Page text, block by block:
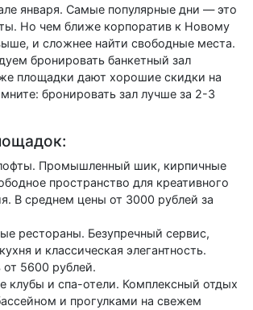
января. Самые популярные дни — это
Но чем ближе корпоратив к Новому
и сложнее найти свободные места.
бронировать банкетный зал
площадки дают хорошие скидки на
бронировать зал лучше за 2-3
Промышленный шик, кирпичные
пространство для креативного
В среднем цены от 3000 рублей за
рестораны. Безупречный сервис,
и классическая элегантность.
5600 рублей.
клубы и спа-отели. Комплексный отдых
и прогулками на свежем